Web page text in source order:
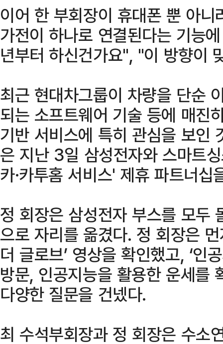
이어 한 부회장이 휴대폰 뿐 아
가전이 하나로 연결된다는 기능
년부터 하신건가요", "이 방향이
최근 현대차그룹이 차량을 단순
되는 소프트웨어 기술 등에 매진
기반 서비스에 특히 관심을 보인
은 지난 3일 삼성전자와 스마트
카·카투홈 서비스' 제휴 파트너십
정 회장은 삼성전자 부스를 모두
으로 자리를 옮겼다. 정 회장은
더 글로브’ 영상을 확인했고, ‘인
방문, 인공지능을 활용한 운세를
다양한 질문을 건넸다.
최 수석부회장과 정 회장은 수소